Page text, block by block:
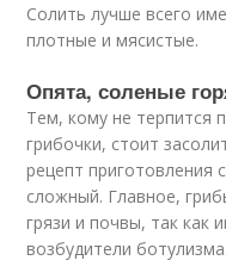
Солить лучше всего
плотные и мясистые.
Опята, соленые
Тем, кому не терпится
грибочки, стоит
рецепт приготовления
сложный. Главное,
грязи и почвы, так как
возбудители ботулизма.